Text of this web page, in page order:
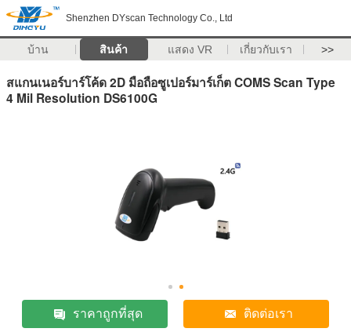
Shenzhen DYscan Technology Co., Ltd
บ้าน สินค้า แสดง VR เกี่ยวกับเรา >>
สแกนเนอร์บาร์โค้ด 2D มือถือซูเปอร์มาร์เก็ต COMS Scan Type
4 Mil Resolution DS6100G
ราคาถูกที่สุด ติดต่อเรา